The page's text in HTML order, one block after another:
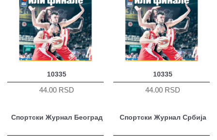
10335
44.00 RSD
10335
44.00 RSD
Спортски Журнал Београд Спортски Журнал Србија